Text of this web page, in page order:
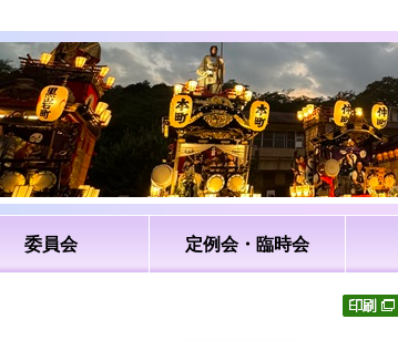
委員会 定例会・臨時会